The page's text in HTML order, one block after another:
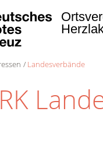
Landesverbände